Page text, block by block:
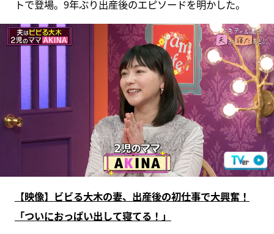
トで登場。9年ぶり出産後のエピソードを明かした。
【映像】ビビる大木の妻、出産後の初仕事で大興奮！
「ついにおっぱい出して寝てる！」